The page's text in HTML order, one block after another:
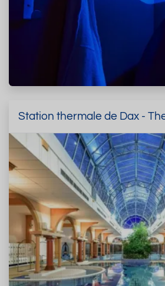
Station thermale de Dax -